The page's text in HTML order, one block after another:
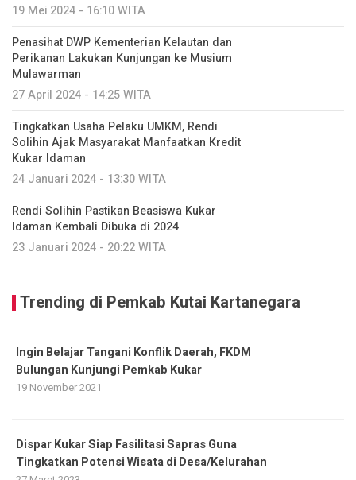
19 Mei 2024 - 16:10 WITA
Penasihat DWP Kementerian Kelautan dan
Perikanan Lakukan Kunjungan ke Musium
Mulawarman
27 April 2024 - 14:25 WITA
Tingkatkan Usaha Pelaku UMKM, Rendi
Solihin Ajak Masyarakat Manfaatkan Kredit
Kukar Idaman
24 Januari 2024 - 13:30 WITA
Rendi Solihin Pastikan Beasiswa Kukar
Idaman Kembali Dibuka di 2024
23 Januari 2024 - 20:22 WITA
Trending di Pemkab Kutai Kartanegara
Ingin Belajar Tangani Konflik Daerah, FKDM
Bulungan Kunjungi Pemkab Kukar
19 November 2021
Dispar Kukar Siap Fasilitasi Sapras Guna
Tingkatkan Potensi Wisata di Desa/Kelurahan